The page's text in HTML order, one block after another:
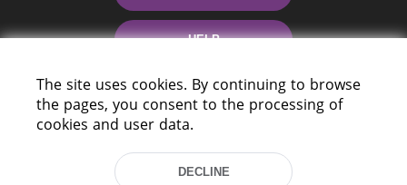
HELP
The site uses cookies. By continuing to browse
the pages, you consent to the processing of
cookies and user data.
DECLINE